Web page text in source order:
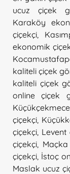
ucuz çiçek
Karaköy
çiçekçi
ekonomik
kaliteli çiçek
kaliteli çiçek
online çiçek
çiçekçi
çiçekçi Levent
çiçekçi
çiçekçi İstoç
Maslak ucuz